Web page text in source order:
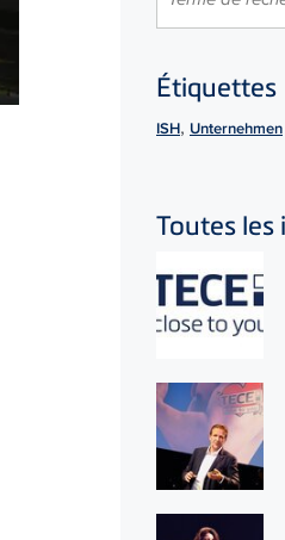
Étiquettes
ISH, Unternehmen
Toutes les